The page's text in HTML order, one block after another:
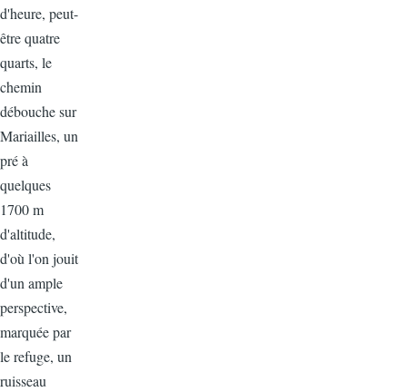
d'heure, peut-
être quatre
quarts, le
chemin
débouche sur
Mariailles, un
pré à
quelques
1700 m
d'altitude,
d'où l'on jouit
d'un ample
perspective,
marquée par
le refuge, un
ruisseau